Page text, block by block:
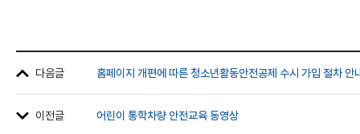
다음글 홈페이지 개편에 따른 청소년활동안전공제 수시 가입 절차 안
이전글 어린이 통학차량 안전교육 동영상